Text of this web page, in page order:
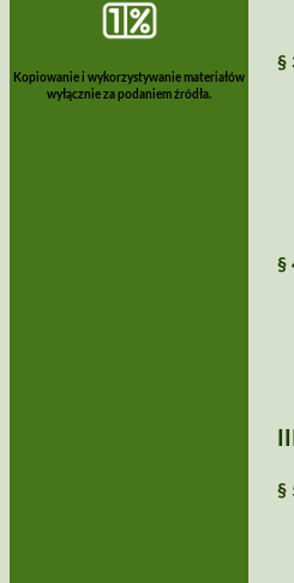
Kopiowanie i wykorzystywanie materiałów
wyłącznie za podaniem źródła.
§
§
§